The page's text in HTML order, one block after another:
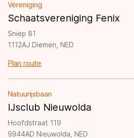
Marathon
Langebaan
Shorttrack
Inlineskaten
Kunstschaatsen
Schoonrijden
Natuurijs
Uitslagen
Langebaan
Inlineskaten
Kunstschaatsen
Tijden & historie
Ranglijsten Langebaan
Historie & statistiek
De weg op
Inschrijven wedstrijden
Algemene Nederlandse Schaatstijd
Schaatsfans
Alles voor jou als schaatsfan
Vereniging
Schaatsvereniging Fenix
Sniep 81
1112AJ Diemen, NED
Plan route
Natuurijsbaan
IJsclub Nieuwolda
Hoofdstraat 119
9944AD Nieuwolda, NED